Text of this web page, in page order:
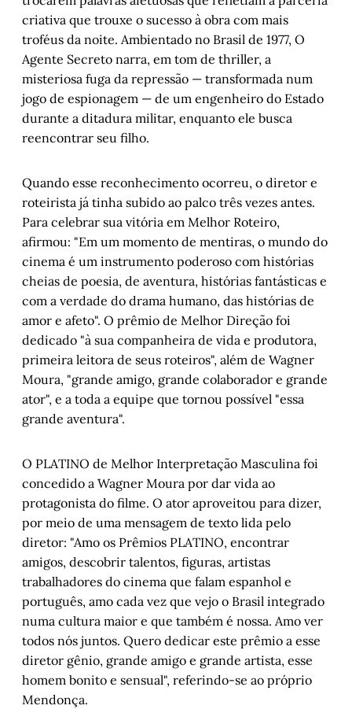
criativa que trouxe o sucesso à obra com mais
troféus da noite. Ambientado no Brasil de 1977, O
Agente Secreto narra, em tom de thriller, a
misteriosa fuga da repressão — transformada num
jogo de espionagem — de um engenheiro do Estado
durante a ditadura militar, enquanto ele busca
reencontrar seu filho.
Quando esse reconhecimento ocorreu, o diretor e
roteirista já tinha subido ao palco três vezes antes.
Para celebrar sua vitória em Melhor Roteiro,
afirmou: "Em um momento de mentiras, o mundo do
cinema é um instrumento poderoso com histórias
cheias de poesia, de aventura, histórias fantásticas e
com a verdade do drama humano, das histórias de
amor e afeto". O prêmio de Melhor Direção foi
dedicado "à sua companheira de vida e produtora,
primeira leitora de seus roteiros", além de Wagner
Moura, "grande amigo, grande colaborador e grande
ator", e a toda a equipe que tornou possível "essa
grande aventura".
O PLATINO de Melhor Interpretação Masculina foi
concedido a Wagner Moura por dar vida ao
protagonista do filme. O ator aproveitou para dizer,
por meio de uma mensagem de texto lida pelo
diretor: "Amo os Prêmios PLATINO, encontrar
amigos, descobrir talentos, figuras, artistas
trabalhadores do cinema que falam espanhol e
português, amo cada vez que vejo o Brasil integrado
numa cultura maior e que também é nossa. Amo ver
todos nós juntos. Quero dedicar este prêmio a esse
diretor gênio, grande amigo e grande artista, esse
homem bonito e sensual", referindo-se ao próprio
Mendonça.